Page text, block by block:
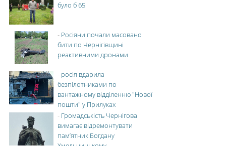
було б 65
- Росіяни почали масовано
бити по Чернігівщині
реактивними дронами
- росія вдарила
безпілотниками по
вантажному відділенню "Нової
пошти" у Прилуках
- Громадськість Чернігова
вимагає відремонтувати
пам’ятник Богдану